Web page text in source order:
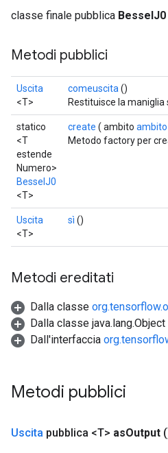
classe finale pubblica BesselJ0
Metodi pubblici
Uscita
<T>
comeuscita ()
Restituisce la maniglia
statico
<T
estende
Numero>
BesselJ0
<T>
create ( ambito ambito
Metodo factory per
Uscita
<T>
sì ()
Metodi ereditati
Dalla classe
Dalla classe java.lang.Object
Dall'interfaccia
Metodi pubblici
Uscita pubblica <T> asOutput